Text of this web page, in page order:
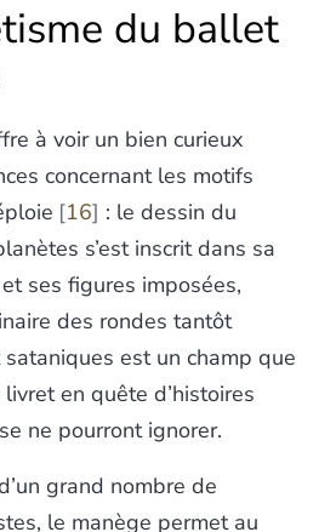
du ballet
à voir un bien curieux
concernant les motifs
16 : le dessin du
s’est inscrit dans sa
ses figures imposées,
des rondes tantôt
est un champ que
en quête d’histoires
ne pourront ignorer.
grand nombre de
le manège permet au